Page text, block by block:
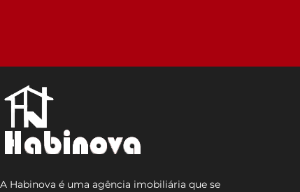
A Habinova é uma agência imobiliária que se